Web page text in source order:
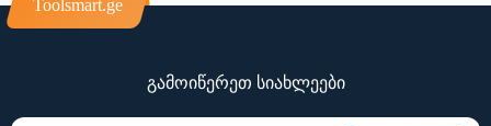
Toolsmart.ge
გამოიწერეთ სიახლეები